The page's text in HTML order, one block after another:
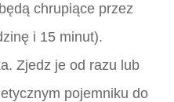
chrupiące przez
i 15 minut).
Zjedz je od razu lub
pojemniku do